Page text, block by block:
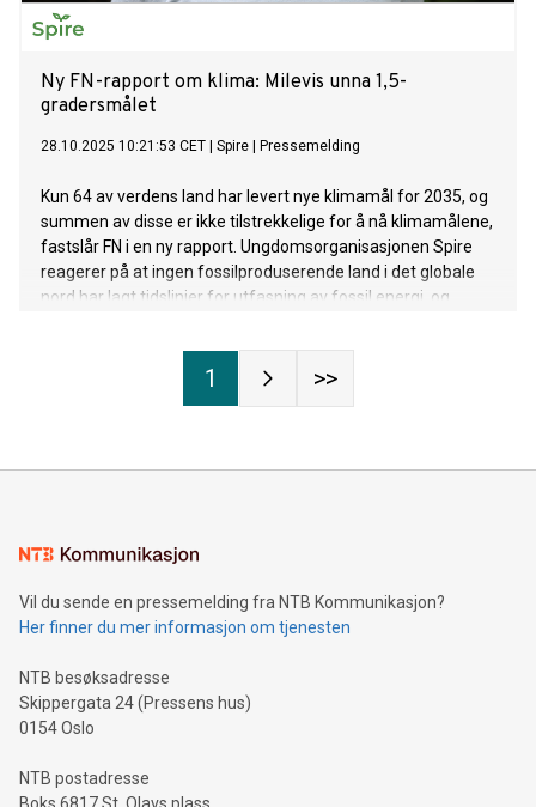
Ny FN-rapport om klima: Milevis unna 1,5-
gradersmålet
28.10.2025 10:21:53 CET Spire Pressemelding
Kun 64 av verdens land har levert nye klimamål for 2035, og
summen av disse er ikke tilstrekkelige for å nå klimamålene,
fastslår FN i en ny rapport. Ungdomsorganisasjonen Spire
reagerer på at ingen fossilproduserende land i det globale
nord har lagt tidslinjer for utfasning av fossil energi, og
1 >>
Vil du sende en pressemelding fra NTB Kommunikasjon?
Her finner du mer informasjon om tjenesten
NTB besøksadresse
Skippergata 24 (Pressens hus)
0154 Oslo
NTB postadresse